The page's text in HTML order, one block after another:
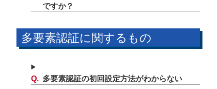
ですか？
多要素認証に関するもの
多要素認証の初回設定方法がわからない